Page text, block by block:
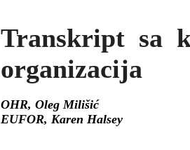
Transkript sa
organizacija
OHR, Oleg Milišić
EUFOR, Karen Halsey